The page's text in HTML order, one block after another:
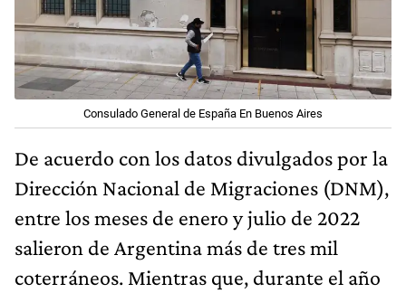
Consulado General de España En Buenos Aires
De acuerdo con los datos divulgados por la
Dirección Nacional de Migraciones (DNM),
entre los meses de enero y julio de 2022
salieron de Argentina más de tres mil
coterráneos. Mientras que, durante el año